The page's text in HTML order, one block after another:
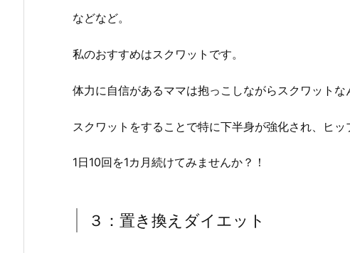
などなど。
私のおすすめはスクワットです。
体力に自信があるママは抱っこしながらスクワットな
スクワットをすることで特に下半身が強化され、ヒッ
1日10回を1カ月続けてみませんか？！
３：置き換えダイエット